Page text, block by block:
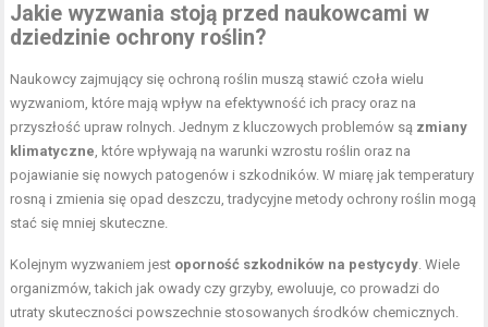
Jakie wyzwania stoją przed naukowcami w
dziedzinie ochrony roślin?
Naukowcy zajmujący się ochroną roślin muszą stawić czoła wielu
wyzwaniom, które mają wpływ na efektywność ich pracy oraz na
przyszłość upraw rolnych. Jednym z kluczowych problemów są zmiany
klimatyczne, które wpływają na warunki wzrostu roślin oraz na
pojawianie się nowych patogenów i szkodników. W miarę jak temperatury
rosną i zmienia się opad deszczu, tradycyjne metody ochrony roślin mogą
stać się mniej skuteczne.
Kolejnym wyzwaniem jest oporność szkodników na pestycydy. Wiele
organizmów, takich jak owady czy grzyby, ewoluuje, co prowadzi do
utraty skuteczności powszechnie stosowanych środków chemicznych.